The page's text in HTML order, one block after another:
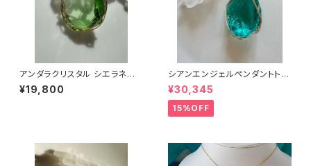
アンダラクリスタル シエラネバ
ダ産/エターナルスプリング14k
gfワイヤーペンダントwesp-1
¥19,800
シアンエンジェルペンダントトッ
プcyp-6
¥30,345
15%OFF